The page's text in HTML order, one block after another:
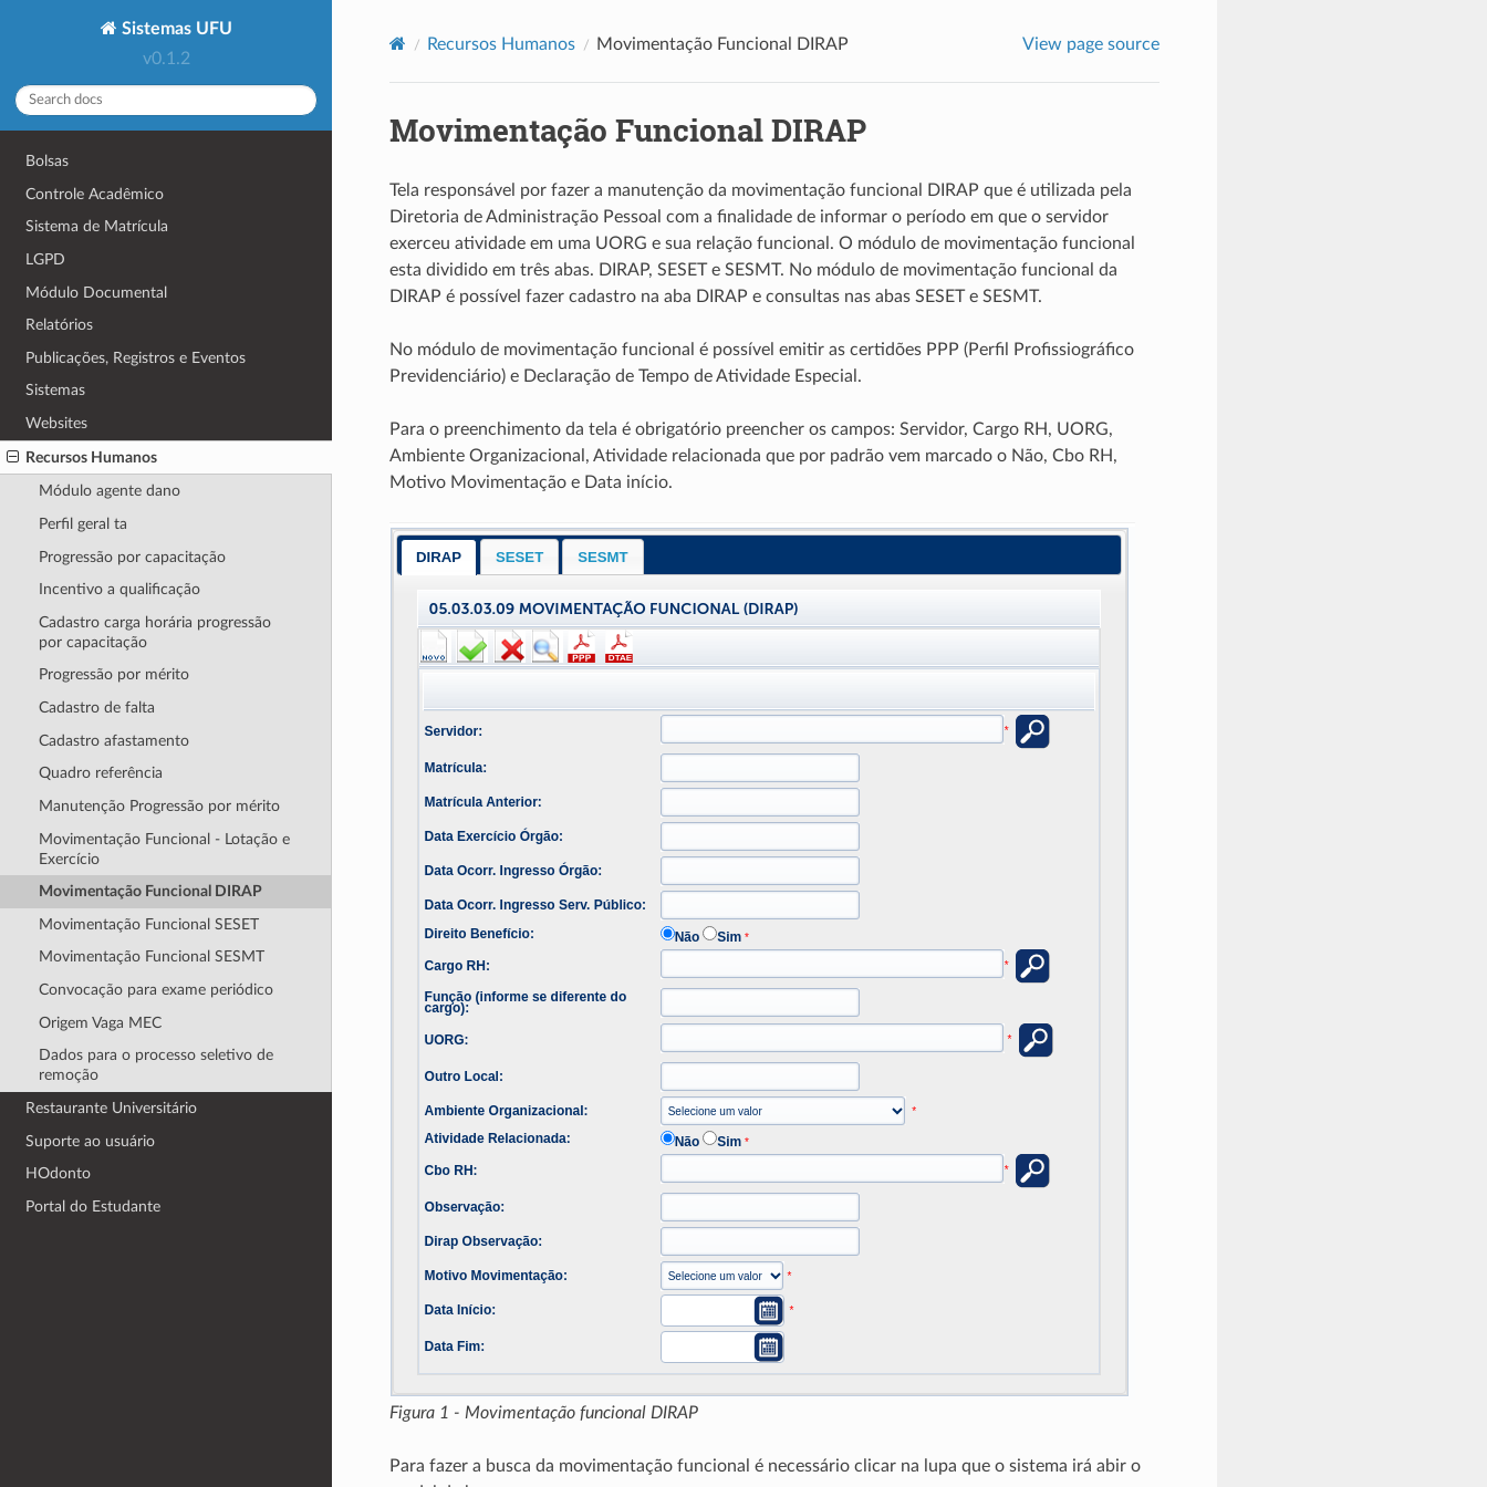
Sistemas UFU
v0.1.2
Bolsas
Controle Acadêmico
Sistema de Matrícula
LGPD
Módulo Documental
Relatórios
Publicações, Registros e Eventos
Sistemas
Websites
Recursos Humanos
Módulo agente dano
Perfil geral ta
Progressão por capacitação
Incentivo a qualificação
Cadastro carga horária progressão
por capacitação
Progressão por mérito
Cadastro de falta
Cadastro afastamento
Quadro referência
Manutenção Progressão por mérito
Movimentação Funcional - Lotação e
Exercício
Movimentação Funcional DIRAP
Movimentação Funcional SESET
Movimentação Funcional SESMT
Convocação para exame periódico
Origem Vaga MEC
Dados para o processo seletivo de
remoção
Restaurante Universitário
Suporte ao usuário
HOdonto
Portal do Estudante
Recursos Humanos Movimentação Funcional DIRAP View page source
Movimentação Funcional DIRAP
Tela responsável por fazer a manutenção da movimentação funcional DIRAP que é utilizada pela
Diretoria de Administração Pessoal com a finalidade de informar o período em que o servidor
exerceu atividade em uma UORG e sua relação funcional. O módulo de movimentação funcional
esta dividido em três abas. DIRAP, SESET e SESMT. No módulo de movimentação funcional da
DIRAP é possível fazer cadastro na aba DIRAP e consultas nas abas SESET e SESMT.
No módulo de movimentação funcional é possível emitir as certidões PPP (Perfil Profissiográfico
Previdenciário) e Declaração de Tempo de Atividade Especial.
Para o preenchimento da tela é obrigatório preencher os campos: Servidor, Cargo RH, UORG,
Ambiente Organizacional, Atividade relacionada que por padrão vem marcado o Não, Cbo RH,
Motivo Movimentação e Data início.
Figura 1 - Movimentação funcional DIRAP
Para fazer a busca da movimentação funcional é necessário clicar na lupa que o sistema irá abir o